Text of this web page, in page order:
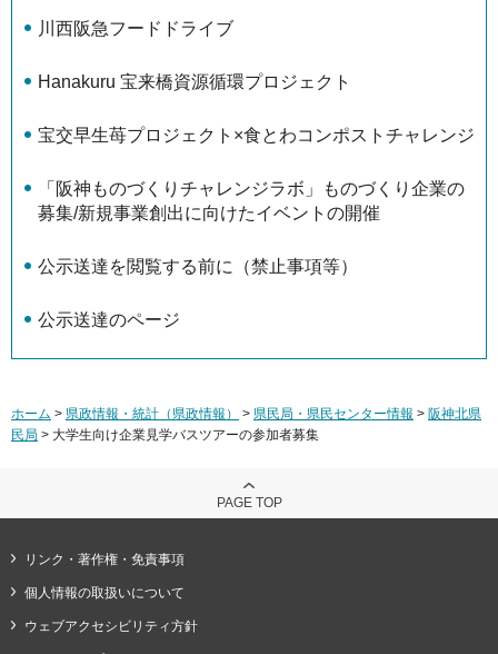
川西阪急フードドライブ
Hanakuru 宝来橋資源循環プロジェクト
宝交早生苺プロジェクト×食とわコンポストチャレンジ
「阪神ものづくりチャレンジラボ」ものづくり企業の
募集/新規事業創出に向けたイベントの開催
公示送達を閲覧する前に（禁止事項等）
公示送達のページ
ホーム > 県政情報・統計（県政情報） > 県民局・県民センター情報 > 阪神北県
民局 > 大学生向け企業見学バスツアーの参加者募集
PAGE TOP
リンク・著作権・免責事項
個人情報の取扱いについて
ウェブアクセシビリティ方針